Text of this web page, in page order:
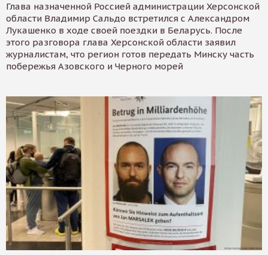
Глава назначенной Россией администрации Херсонской
области Владимир Сальдо встретился с Александром
Лукашенко в ходе своей поездки в Беларусь. После
этого разговора глава Херсонской области заявил
журналистам, что регион готов передать Минску часть
побережья Азовского и Черного морей